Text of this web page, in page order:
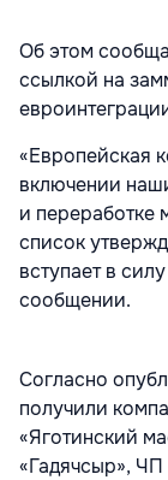
Об этом
ссылкой на
«Европейская
включении
и переработке
список
вступает в
сообщении.
Согласно
получили
«Яготинский
«Гадячсыр»,